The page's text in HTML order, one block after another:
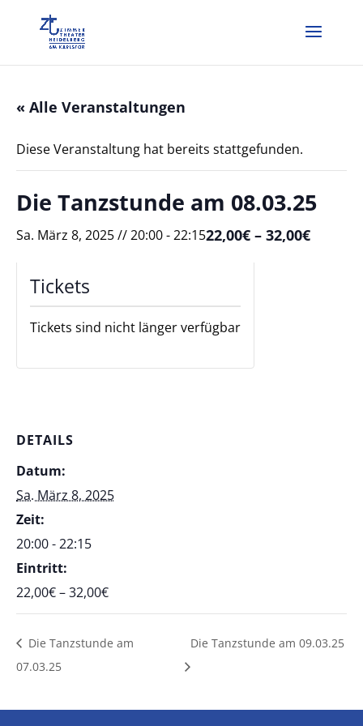
« Alle Veranstaltungen
Diese Veranstaltung hat bereits stattgefunden.
Die Tanzstunde am 08.03.25
Sa. März 8, 2025 // 20:00-22:1522,00€ – 32,00€
DETAILS
Datum:
Sa. März 8, 2025
Zeit:
20:00 - 22:15
Eintritt:
22,00€ – 32,00€
Tickets
Tickets sind nicht länger verfügbar
Die Tanzstunde am
07.03.25
Die Tanzstunde am 09.03.25